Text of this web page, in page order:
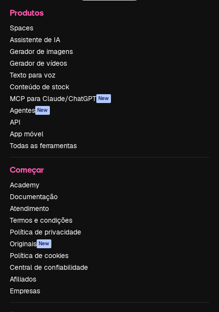
Produtos
Spaces
Assistente de IA
Gerador de imagens
Gerador de vídeos
Texto para voz
Conteúdo de stock
MCP para Claude/ChatGPT New
Agentes New
API
App móvel
Todas as ferramentas
Começar
Academy
Documentação
Atendimento
Termos e condições
Política de privacidade
Originais New
Política de cookies
Central de confiabilidade
Afiliados
Empresas